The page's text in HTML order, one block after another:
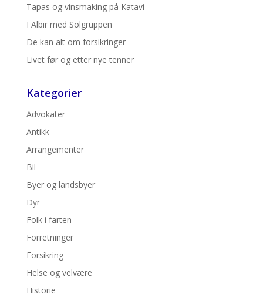
Tapas og vinsmaking på Katavi
I Albir med Solgruppen
De kan alt om forsikringer
Livet før og etter nye tenner
Kategorier
Advokater
Antikk
Arrangementer
Bil
Byer og landsbyer
Dyr
Folk i farten
Forretninger
Forsikring
Helse og velvære
Historie